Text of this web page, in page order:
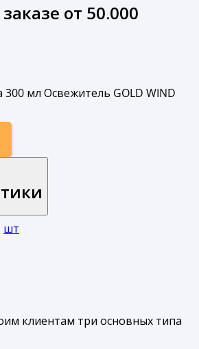
от 50.000
300 мл Освежитель GOLD WIND
шт
клиентам три основных типа